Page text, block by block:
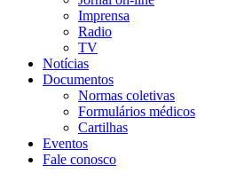
Imprensa
Radio
TV
Notícias
Documentos
Normas coletivas
Formulários médicos
Cartilhas
Eventos
Fale conosco